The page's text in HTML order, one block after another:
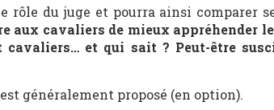
rôle du juge et pourra ainsi comparer
aux cavaliers de mieux appréhender
et qui sait ? Peut-être
généralement proposé (en option).